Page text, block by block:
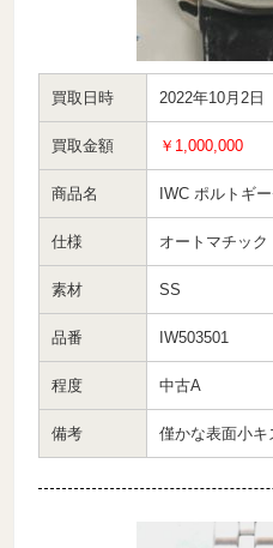
買取日時 2022年10月2日
買取金額 ￥1,000,000
商品名 IWC ポルトギ
仕様 オートマチック
素材 SS
品番 IW503501
程度 中古A
備考 僅かな表面小キ